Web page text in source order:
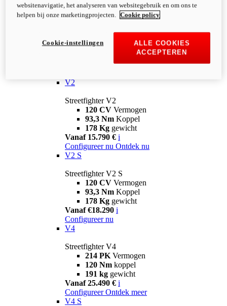
V2
Streetfighter V2
120 CV Vermogen
93,3 Nm Koppel
178 Kg gewicht
Vanaf 15.790 € i
Configureer nu Ontdek nu
V2 S
Streetfighter V2 S
120 CV Vermogen
93,3 Nm Koppel
178 Kg gewicht
Vanaf €18.290 i
Configureer nu
V4
Streetfighter V4
214 PK Vermogen
120 Nm koppel
191 kg gewicht
Vanaf 25.490 € i
Configureer Ontdek meer
V4 S
websitenavigatie, het analyseren van websitegebruik en om ons te
helpen bij onze marketingprojecten.
Cookie policy
ALLE COOKIES
ACCEPTEREN
Cookie-instellingen